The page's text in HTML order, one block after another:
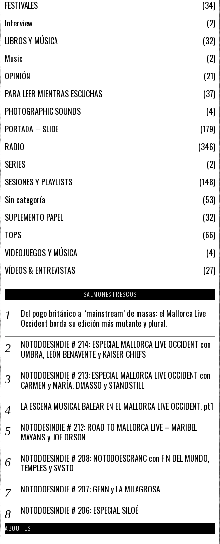
FESTIVALES
34
Interview
2
LIBROS Y MÚSICA
32
Music
2
OPINIÓN
21
PARA LEER MIENTRAS ESCUCHAS
37
PHOTOGRAPHIC SOUNDS
4
PORTADA – SLIDE
179
RADIO
346
SERIES
2
SESIONES Y PLAYLISTS
148
Sin categoría
53
SUPLEMENTO PAPEL
32
TOPS
66
VIDEOJUEGOS Y MÚSICA
4
VÍDEOS & ENTREVISTAS
27
SALMONES FRESCOS
Del pogo británico al ‘mainstream’ de masas: el Mallorca Live
Occident borda su edición más mutante y plural.
NOTODOESINDIE # 214: ESPECIAL MALLORCA LIVE OCCIDENT con
UMBRA, LEÓN BENAVENTE y KAISER CHIEFS
NOTODOESINDIE # 213: ESPECIAL MALLORCA LIVE OCCIDENT con
CARMEN y MARÍA, DMASSO y STANDSTILL
LA ESCENA MUSICAL BALEAR EN EL MALLORCA LIVE OCCIDENT. pt1
NOTODESINDIE # 212: ROAD TO MALLORCA LIVE – MARIBEL
MAYANS y JOE ORSON
NOTODOESINDIE # 208: NOTODOESCRANC con FIN DEL MUNDO,
TEMPLES y SVSTO
NOTODOESINDIE # 207: GENN y LA MILAGROSA
NOTODOESINDIE # 206: ESPECIAL SILOÉ
ABOUT US